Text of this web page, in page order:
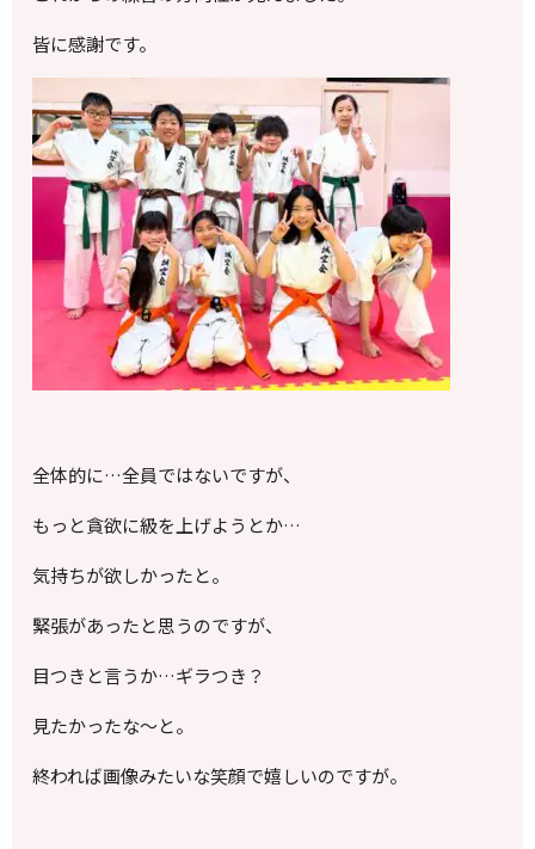
皆に感謝です。
全体的に…全員ではないですが、
もっと貪欲に級を上げようとか…
気持ちが欲しかったと。
緊張があったと思うのですが、
目つきと言うか…ギラつき？
見たかったな～と。
終われば画像みたいな笑顔で嬉しいのですが。